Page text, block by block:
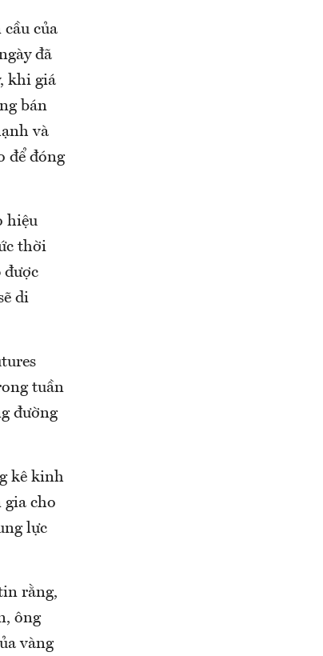
của
đã
khi giá
bán
và
để đóng
hiệu
thời
được
di
tuần
đường
kê kinh
gia cho
lực
rằng,
ông
vàng